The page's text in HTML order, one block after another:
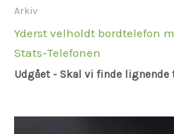
Arkiv
Yderst velholdt bordtelefon
Stats-Telefonen
Udgået - Skal vi finde